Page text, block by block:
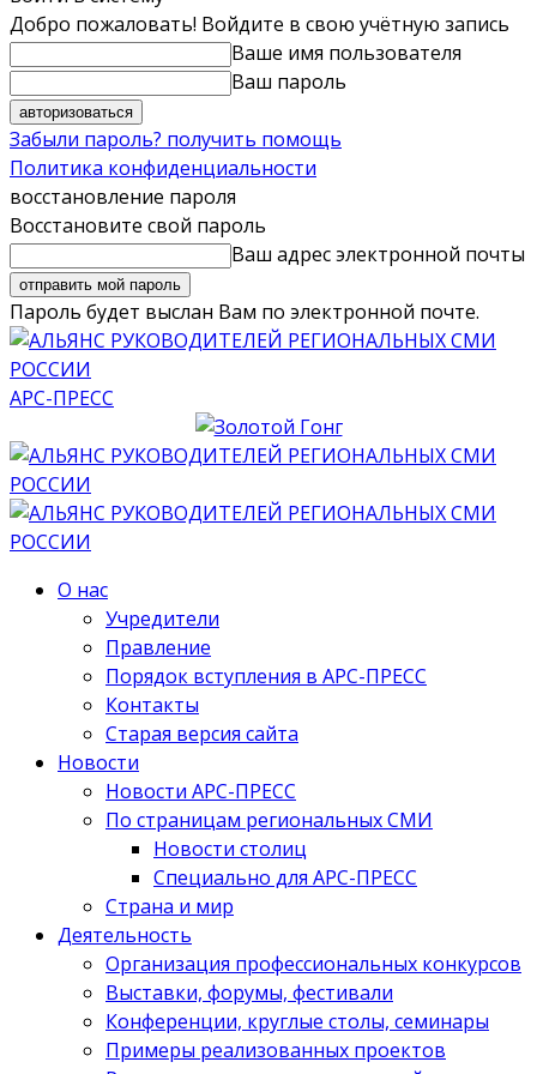
Добро пожаловать! Войдите в свою учётную запись
Ваше имя пользователя
Ваш пароль
Забыли пароль? получить помощь
Политика конфиденциальности
восстановление пароля
Восстановите свой пароль
Ваш адрес электронной почты
Пароль будет выслан Вам по электронной почте.
АРС-ПРЕСС
О нас
Учредители
Правление
Порядок вступления в АРС-ПРЕСС
Контакты
Старая версия сайта
Новости
Новости АРС-ПРЕСС
По страницам региональных СМИ
Новости столиц
Специально для АРС-ПРЕСС
Страна и мир
Деятельность
Организация профессиональных конкурсов
Выставки, форумы, фестивали
Конференции, круглые столы, семинары
Примеры реализованных проектов